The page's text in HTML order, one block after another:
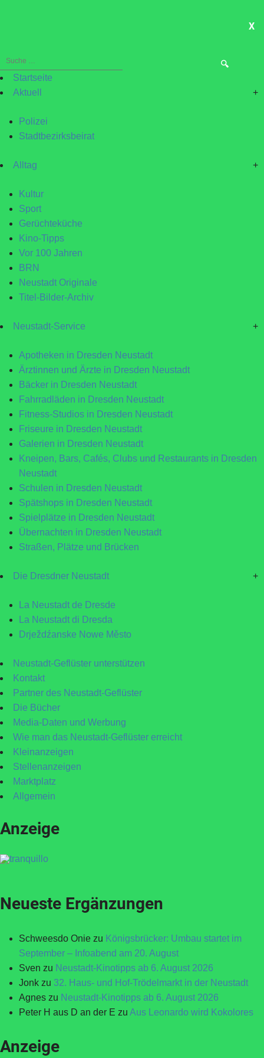
X
Suche
nach:Startseite
Aktuell
+
Polizei
Stadtbezirksbeirat
Alltag +
Kultur
Sport
Gerüchteküche
Kino-Tipps
Vor 100 Jahren
BRN
Neustadt Originale
Titel-Bilder-Archiv
Neustadt-Service +
Apotheken in Dresden Neustadt
Ärztinnen und Ärzte in Dresden Neustadt
Bäcker in Dresden Neustadt
Fahrradläden in Dresden Neustadt
Fitness-Studios in Dresden Neustadt
Friseure in Dresden Neustadt
Galerien in Dresden Neustadt
Kneipen, Bars, Cafés, Clubs und Restaurants in Dresden
Neustadt
Schulen in Dresden Neustadt
Spätshops in Dresden Neustadt
Spielplätze in Dresden Neustadt
Übernachten in Dresden Neustadt
Straßen, Plätze und Brücken
Die Dresdner Neustadt +
La Neustadt de Dresde
La Neustadt di Dresda
Drježdźanske Nowe Město
Neustadt-Geflüster unterstützen
Kontakt
Partner des Neustadt-Geflüster
Die Bücher
Media-Daten und Werbung
Wie man das Neustadt-Geflüster erreicht
Kleinanzeigen
Stellenanzeigen
Marktplatz
Allgemein
Anzeige
Neueste Ergänzungen
Schweesdo Onie zu Königsbrücker: Umbau startet im
September – Infoabend am 20. August
Sven zu Neustadt-Kinotipps ab 6. August 2026
Jonk zu 32. Haus- und Hof-Trödelmarkt in der Neustadt
Agnes zu Neustadt-Kinotipps ab 6. August 2026
Peter H aus D an der E zu Aus Leonardo wird Kokolores
Anzeige